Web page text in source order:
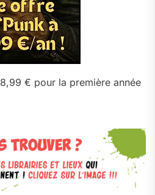
8,99 € pour la première année